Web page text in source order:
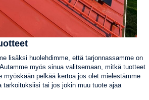
lisäksi huolehdimme, että tarjonnassamme on
myös sinua valitsemaan, mitkä tuotteet
myöskään pelkää kertoa jos olet mielestämme
tarkoituksiisi tai jos jokin muu tuote ajaa